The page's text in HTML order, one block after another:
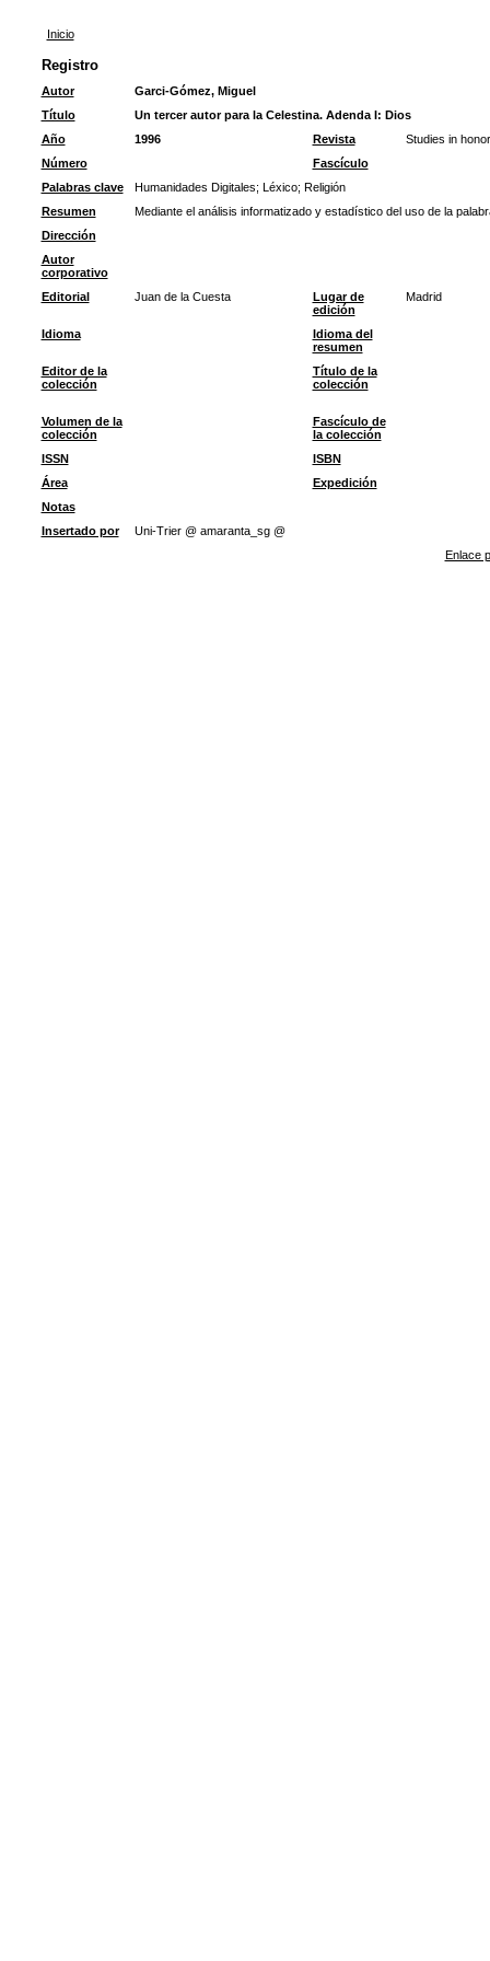
Inicio
Registro
Autor
Garci-Gómez, Miguel
Título
Un tercer autor para la Celestina. Adenda I: Dios
Año
1996 Revista
Studies in
Número
Fascículo
Palabras clave
Humanidades Digitales; Léxico; Religión
Resumen
Mediante el análisis informatizado y estadístico del uso de la
Dirección
Autor
corporativo
Editorial
Juan de la Cuesta
Lugar de
edición
Madrid
Idioma
Idioma del
resumen
Editor de la
colección
Título de la
colección
Volumen de la
colección
Fascículo de
la colección
ISSN
ISBN
Área
Expedición
Notas
Insertado por
Uni-Trier @ amaranta_sg @
Enlace